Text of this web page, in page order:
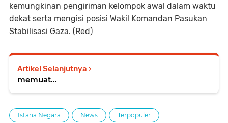
kemungkinan pengiriman kelompok awal dalam waktu
dekat serta mengisi posisi Wakil Komandan Pasukan
Stabilisasi Gaza. (Red)
Artikel Selanjutnya
memuat...
Istana Negara News Terpopuler